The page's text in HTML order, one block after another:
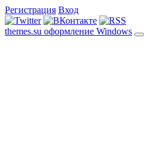
Регистрация Вход
themes.su оформление Windows